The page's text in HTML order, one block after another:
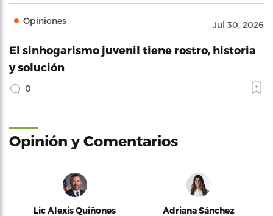
Opiniones Jul 30, 2026
El sinhogarismo juvenil tiene rostro, historia
y solución
0
Opinión y Comentarios
Lic Alexis Quiñones Adriana Sánchez